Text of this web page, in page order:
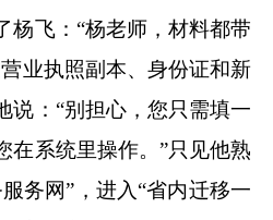
飞：“杨老师，材料都带
业执照副本、身份证和新
说：“别担心，您只需填一
在系统里操作。”只见他熟
务网”，进入“省内迁移一